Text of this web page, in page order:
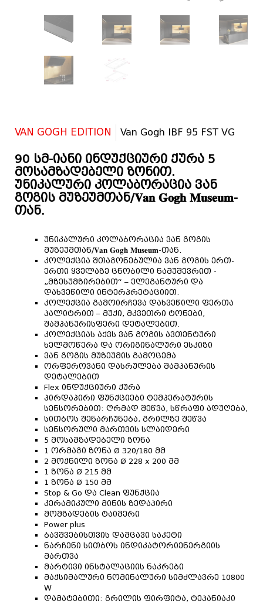
VAN GOGH EDITION Van Gogh IBF 95 FST VG
90 სმ-იანი ინდუქციური ქურა 5
მოსამზადებელი ზონით.
უნიკალური კოლაბორაცია ვან
გოგის მუზეუმთან/𝐕𝐚𝐧 𝐆𝐨𝐠𝐡 𝐌𝐮𝐬𝐞𝐮𝐦-
თან.
უნიკალური კოლაბორაცია ვან გოგის
მუზეუმთან/𝐕𝐚𝐧 𝐆𝐨𝐠𝐡 𝐌𝐮𝐬𝐞𝐮𝐦-თან.
კოლექცია შთაგონებულია ვან გოგის ერთ-
ერთი ყველაზე ცნობილი ნამუშევრით -
„მზესუმზირებით“ – ელეგანტური და
დახვეწილი ინტერპრეტაციით.
კოლექცია გამოირჩევა დახვეწილი ფერთა
პალიტრით – მუქი, მკვეთრი ტონები,
შამპანურისფერი დეტალებით.
კოლექციას აქვს ვან გოგის ავთენტური
ხელმოწერა და ორიგინალური ესკიზი
ვან გოგის მუზეუმის გამოცემა
ორფეროვანი დასრულება შამპანურის
დეტალებით
Flex ინდუქციური ქურა
პირდაპირი ფუნქციები ტემპერატურის
სენსორებით: ღრმად შეწვა, სწრაფი ადუღება,
სითბოს შენარჩუნება, გრილზე შეწვა
სენსორული მართვის სლაიდერი
5 მოსამზადებელი ზონა
1 ორმაგი ზონა Ø 320/180 მმ
2 მოქნილი ზონა Ø 228 x 200 მმ
1 ზონა Ø 215 მმ
1 ზონა Ø 150 მმ
Stop & Go და Clean ფუნქცია
კერამიკული მინის ზედაპირი
მომზადების ტაიმერი
Power plus
ბავშვებისთვის დამცავი საკეტი
ნარჩენი სითბოს ინდიკატორიენერგიის
მართვა
მარტივი ინსტალაციის ნაკრები
მაქსიმალური ნომინალური სიმძლავრე 10800
W
დამატებითი: გრილის ფირფიტა, ტეპანიაკი